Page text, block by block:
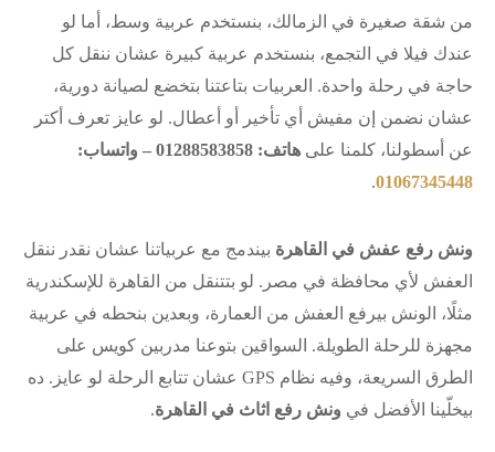
من شقة صغيرة في الزمالك، بنستخدم عربية وسط، أما لو
عندك فيلا في التجمع، بنستخدم عربية كبيرة عشان ننقل كل
حاجة في رحلة واحدة. العربيات بتاعتنا بتخضع لصيانة دورية،
عشان نضمن إن مفيش أي تأخير أو أعطال. لو عايز تعرف أكتر
عن أسطولنا، كلمنا على هاتف: 01288583858 – واتساب:
01067345448
.
ونش رفع عفش في القاهرة بيندمج مع عربياتنا عشان نقدر ننقل
العفش لأي محافظة في مصر. لو بتتنقل من القاهرة للإسكندرية
مثلًا، الونش بيرفع العفش من العمارة، وبعدين بنحطه في عربية
مجهزة للرحلة الطويلة. السواقين بتوعنا مدربين كويس على
الطرق السريعة، وفيه نظام GPS عشان تتابع الرحلة لو عايز. ده
بيخلّينا الأفضل في ونش رفع اثاث في القاهرة.